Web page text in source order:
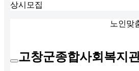
상시모집
노인맞
고창군종합사회복지